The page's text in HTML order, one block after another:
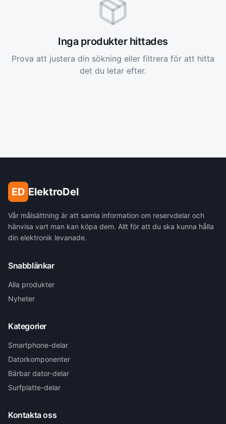
Inga produkter hittades
Prova att justera din sökning eller filtrera för att hitta
det du letar efter.
ED ElektroDel
Vår målsättning är att samla information om reservdelar och
hänvisa vart man kan köpa dem. Allt för att du ska kunna hålla
din elektronik levanade.
Snabblänkar
Alla produkter
Nyheter
Kategorier
Smartphone-delar
Datorkomponenter
Bärbar dator-delar
Surfplatte-delar
Kontakta oss